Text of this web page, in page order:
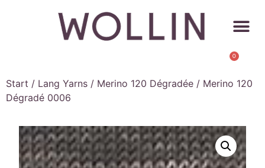
0
Start / Lang Yarns / Merino 120 Dégradée / Merino 120
Dégradé 0006